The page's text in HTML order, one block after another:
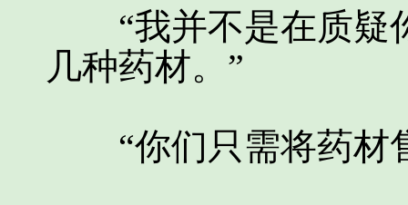
“我并不是在质疑
几种药材。”
“你们只需将药材